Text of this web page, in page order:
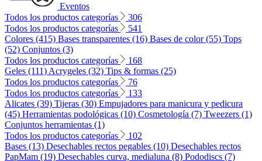
Eventos
Todos los productos categorías
306
Todos los productos categorías
541
Colores (415) Bases transparentes (16) Bases de color (55) Tops
(52) Conjuntos (3)
Todos los productos categorías
168
Geles (111) Acrygeles (32) Tips & formas (25)
Todos los productos categorías
76
Todos los productos categorías
133
Alicates (39) Tijeras (30) Empujadores para manicura y pedicura
(45) Herramientas podológicas (10) Cosmetología (7) Tweezers (1)
Conjuntos herramientas (1)
Todos los productos categorías
102
Bases (13) Desechables rectos pegables (10) Desechables rectos
PapMam (19) Desechables curva, medialuna (8) Pododiscs (7)